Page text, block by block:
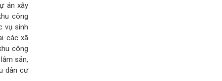
án xây
công
vụ sinh
các xã
công
sản,
dân cư